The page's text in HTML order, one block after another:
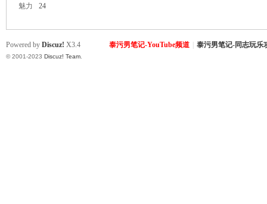
魅力
24
泰污男笔记-YouTube频道 泰污男笔记-同志玩乐
Powered by Discuz! X3.4
© 2001-2023 Discuz! Team.